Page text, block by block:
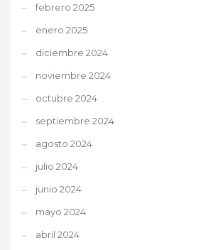
febrero 2025
enero 2025
diciembre 2024
noviembre 2024
octubre 2024
septiembre 2024
agosto 2024
julio 2024
junio 2024
mayo 2024
abril 2024